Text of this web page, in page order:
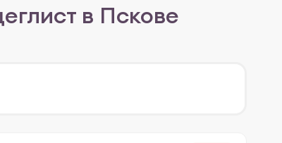
в Пскове